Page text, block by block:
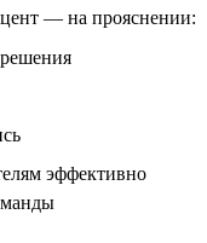
— на прояснении:
эффективно